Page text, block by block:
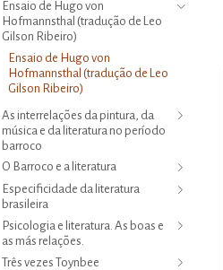
Ensaio de Hugo von
Hofmannsthal (tradução de Leo
Gilson Ribeiro)
Ensaio de Hugo von
Hofmannsthal (tradução de Leo
Gilson Ribeiro)
As interrelações da pintura, da
música e da literatura no período
barroco
O Barroco e a literatura
Especificidade da literatura
brasileira
Psicologia e literatura. As boas e
as más relações.
Três vezes Toynbee